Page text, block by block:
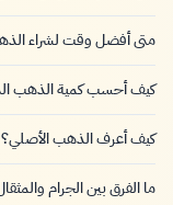
متى أفضل وقت لشراء
كيف أحسب كمية الذهب
كيف أعرف الذهب الأصلي؟
ما الفرق بين الجرام